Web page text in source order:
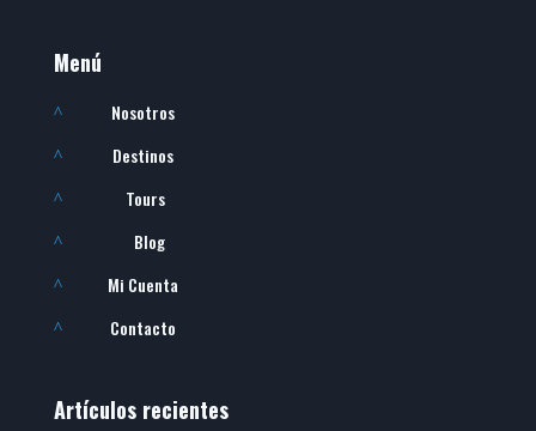
Menú
^ Nosotros
^ Destinos
^ Tours
^ Blog
^ Mi Cuenta
^ Contacto
Artículos recientes